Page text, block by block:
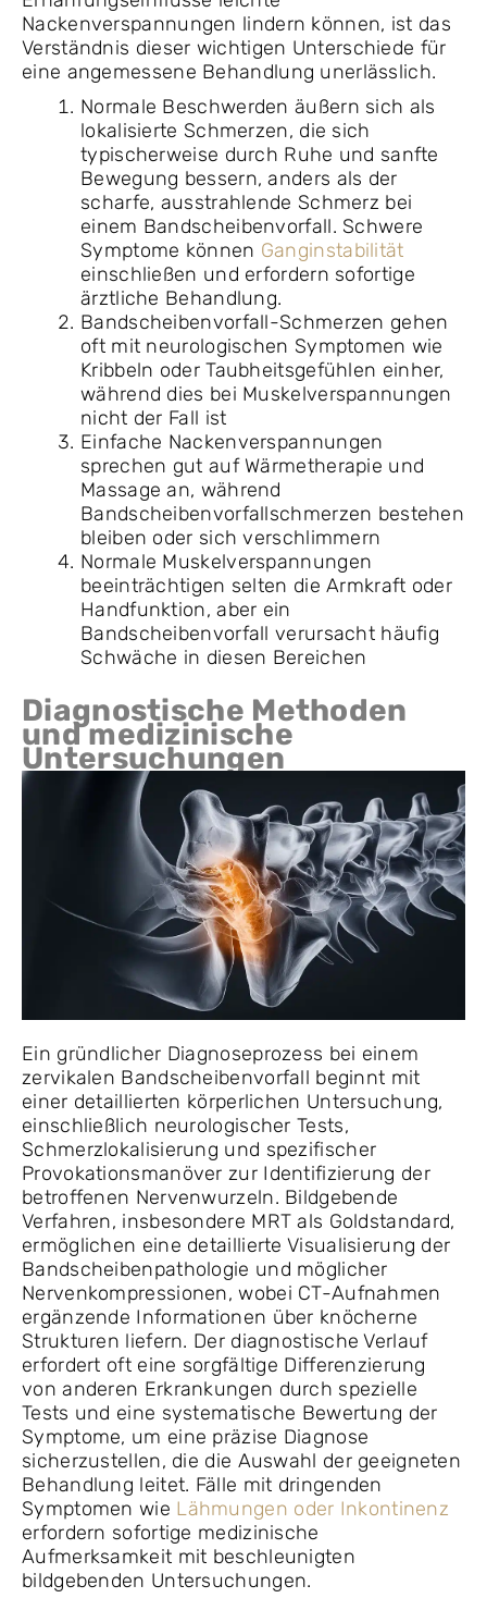
Nackenverspannungen lindern können, ist das
Verständnis dieser wichtigen Unterschiede für
eine angemessene Behandlung unerlässlich.
Normale Beschwerden äußern sich als
lokalisierte Schmerzen, die sich
typischerweise durch Ruhe und sanfte
Bewegung bessern, anders als der
scharfe, ausstrahlende Schmerz bei
einem Bandscheibenvorfall. Schwere
Symptome können Ganginstabilität
einschließen und erfordern sofortige
ärztliche Behandlung.
Bandscheibenvorfall-Schmerzen gehen
oft mit neurologischen Symptomen wie
Kribbeln oder Taubheitsgefühlen einher,
während dies bei Muskelverspannungen
nicht der Fall ist
Einfache Nackenverspannungen
sprechen gut auf Wärmetherapie und
Massage an, während
Bandscheibenvorfallschmerzen bestehen
bleiben oder sich verschlimmern
Normale Muskelverspannungen
beeinträchtigen selten die Armkraft oder
Handfunktion, aber ein
Bandscheibenvorfall verursacht häufig
Schwäche in diesen Bereichen
Diagnostische Methoden
und medizinische
Untersuchungen
Ein gründlicher Diagnoseprozess bei einem
zervikalen Bandscheibenvorfall beginnt mit
einer detaillierten körperlichen Untersuchung,
einschließlich neurologischer Tests,
Schmerzlokalisierung und spezifischer
Provokationsmanöver zur Identifizierung der
betroffenen Nervenwurzeln. Bildgebende
Verfahren, insbesondere MRT als Goldstandard,
ermöglichen eine detaillierte Visualisierung der
Bandscheibenpathologie und möglicher
Nervenkompressionen, wobei CT-Aufnahmen
ergänzende Informationen über knöcherne
Strukturen liefern. Der diagnostische Verlauf
erfordert oft eine sorgfältige Differenzierung
von anderen Erkrankungen durch spezielle
Tests und eine systematische Bewertung der
Symptome, um eine präzise Diagnose
sicherzustellen, die die Auswahl der geeigneten
Behandlung leitet. Fälle mit dringenden
Symptomen wie Lähmungen oder Inkontinenz
erfordern sofortige medizinische
Aufmerksamkeit mit beschleunigten
bildgebenden Untersuchungen.